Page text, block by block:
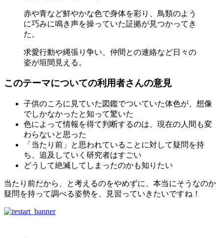
赤や青など鮮やかな色で身体を彩り、鳥類のよう
に巧みに鳴き声を操っていた証拠が見つかってき
た。
求愛行動や縄張り争い、仲間との連絡など日々の
姿が垣間見える。
このテーマについての利用者さんの意見
子供のころに見ていた図鑑でついていた体色が、想像
でしかなかったと知って驚いた
色によって情報を得て判断するのは、現在の人間も変
わらないと思った
「当たり前」と思われていることに対して疑問を持
ち、追及していく研究者はすごい
どうして絶滅してしまったのかも知りたい
当たり前だから、と考えるのをやめずに、本当にそうなのか
疑問を持って調べる姿勢を、見習っていきたいですね！